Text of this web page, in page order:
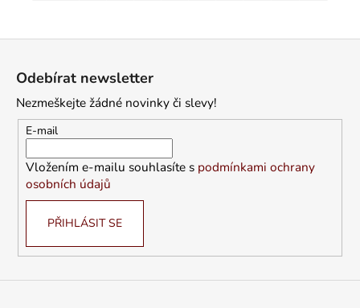
Odebírat newsletter
Nezmeškejte žádné novinky či slevy!
E-mail
Vložením e-mailu souhlasíte s podmínkami ochrany
osobních údajů
PŘIHLÁSIT SE